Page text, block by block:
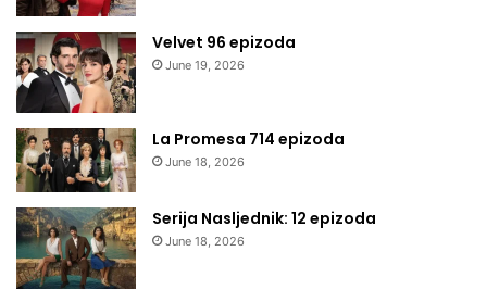
Velvet 96 epizoda
June 19, 2026
La Promesa 714 epizoda
June 18, 2026
Serija Nasljednik: 12 epizoda
June 18, 2026